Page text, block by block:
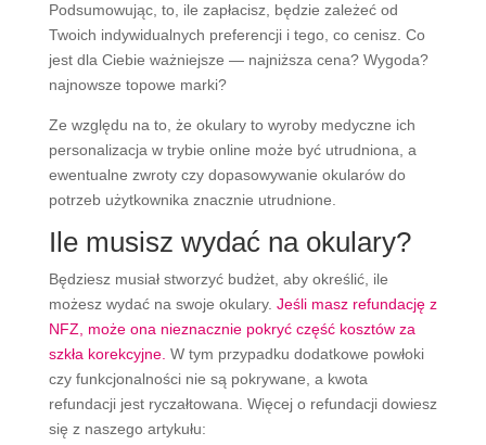
Podsumowując, to, ile zapłacisz, będzie zależeć od
Twoich indywidualnych preferencji i tego, co cenisz. Co
jest dla Ciebie ważniejsze — najniższa cena? Wygoda?
najnowsze topowe marki?
Ze względu na to, że okulary to wyroby medyczne ich
personalizacja w trybie online może być utrudniona, a
ewentualne zwroty czy dopasowywanie okularów do
potrzeb użytkownika znacznie utrudnione.
Ile musisz wydać na okulary?
Będziesz musiał stworzyć budżet, aby określić, ile
możesz wydać na swoje okulary. Jeśli masz refundację z
NFZ, może ona nieznacznie pokryć część kosztów za
szkła korekcyjne. W tym przypadku dodatkowe powłoki
czy funkcjonalności nie są pokrywane, a kwota
refundacji jest ryczałtowana. Więcej o refundacji dowiesz
się z naszego artykułu: